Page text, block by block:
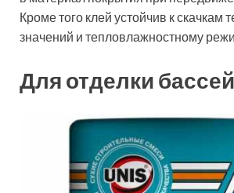
Кроме того клей устойчив к скачкам
значений и тепловлажностному
Для отделки